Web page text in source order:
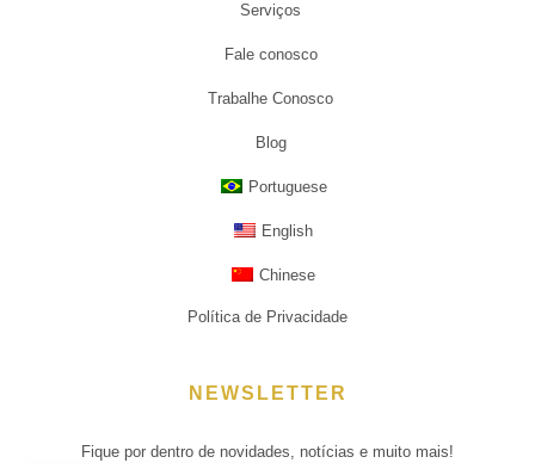
Serviços
Fale conosco
Trabalhe Conosco
Blog
Portuguese
English
Chinese
Política de Privacidade
NEWSLETTER
Fique por dentro de novidades, notícias e muito mais!